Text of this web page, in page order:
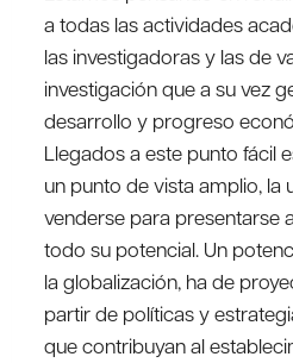
a todas las actividades
las investigadoras y las de
investigación que a su vez
desarrollo y progreso
Llegados a este punto fácil
un punto de vista amplio, la
venderse para presentarse
todo su potencial. Un
la globalización, ha de
partir de políticas y
que contribuyan al